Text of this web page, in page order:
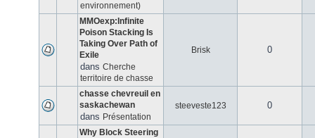
environnement)
MMOexp:Infinite
Poison Stacking Is
Taking Over Path of
Exile
dans Cherche
territoire de chasse
Brisk 0
chasse chevreuil en
saskachewan
dans Présentation
steeveste123 0
Why Block Steering